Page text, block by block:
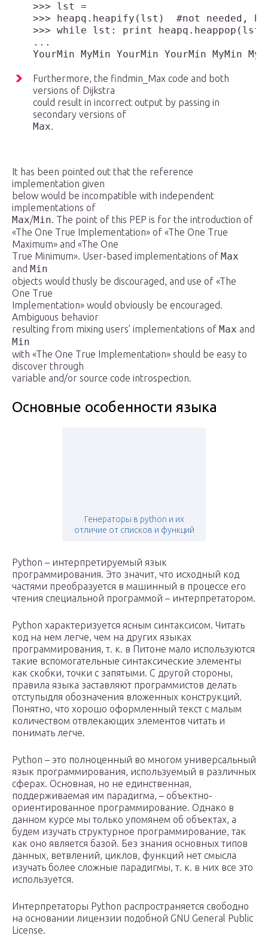
>>> lst =
>>> heapq.heapify(lst)  #not needed,
>>> while lst: print
...
Furthermore, the findmin_Max code and both
versions of Dijkstra
could result in incorrect output by passing in
secondary versions of
Max.
It has been pointed out that the reference
implementation given
below would be incompatible with independent
implementations of
Max/Min. The point of this PEP is for the introduction of
«The One True Implementation» of «The One True
Maximum» and «The One
True Minimum». User-based implementations of Max
and Min
objects would thusly be discouraged, and use of «The
One True
Implementation» would obviously be encouraged.
Ambiguous behavior
resulting from mixing users’ implementations of Max and
Min
with «The One True Implementation» should be easy to
discover through
variable and/or source code introspection.
Основные особенности языка
Генераторы в python и их
отличие от списков и функций
Python – интерпретируемый язык
программирования. Это значит, что исходный код
частями преобразуется в машинный в процессе его
чтения специальной программой – интерпретатором.
Python характеризуется ясным синтаксисом. Читать
код на нем легче, чем на других языках
программирования, т. к. в Питоне мало используются
такие вспомогательные синтаксические элементы
как скобки, точки с запятыми. С другой стороны,
правила языка заставляют программистов делать
отступыдля обозначения вложенных конструкций.
Понятно, что хорошо оформленный текст с малым
количеством отвлекающих элементов читать и
понимать легче.
Python – это полноценный во многом универсальный
язык программирования, используемый в различных
сферах. Основная, но не единственная,
поддерживаемая им парадигма, – объектно-
ориентированное программирование. Однако в
данном курсе мы только упомянем об объектах, а
будем изучать структурное программирование, так
как оно является базой. Без знания основных типов
данных, ветвлений, циклов, функций нет смысла
изучать более сложные парадигмы, т. к. в них все это
используется.
Интерпретаторы Python распространяется свободно
на основании лицензии подобной GNU General Public
License.